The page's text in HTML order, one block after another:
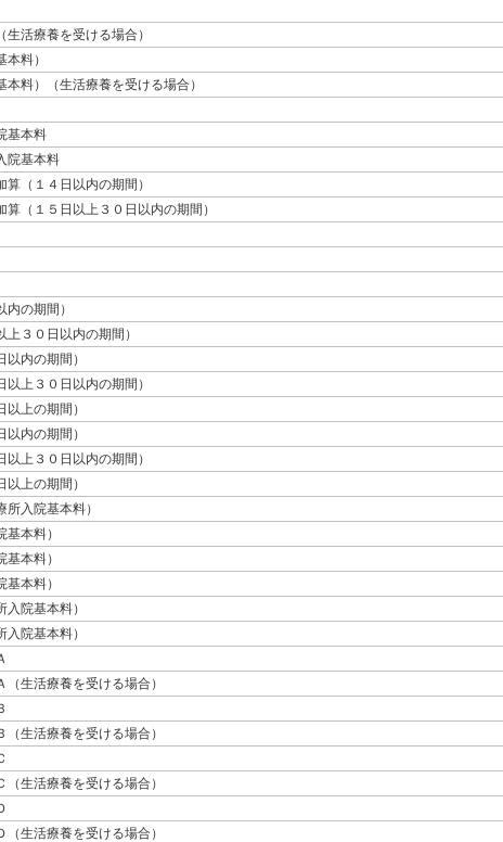
活療養を受ける場合）
料）
料）（生活療養を受ける場合）
基本料
院基本料
（１４日以内の期間）
（１５日以上３０日以内の期間）
の期間）
３０日以内の期間）
内の期間）
上３０日以内の期間）
上の期間）
内の期間）
上３０日以内の期間）
上の期間）
入院基本料）
本料）
本料）
本料）
院基本料）
院基本料）
生活療養を受ける場合）
生活療養を受ける場合）
生活療養を受ける場合）
生活療養を受ける場合）